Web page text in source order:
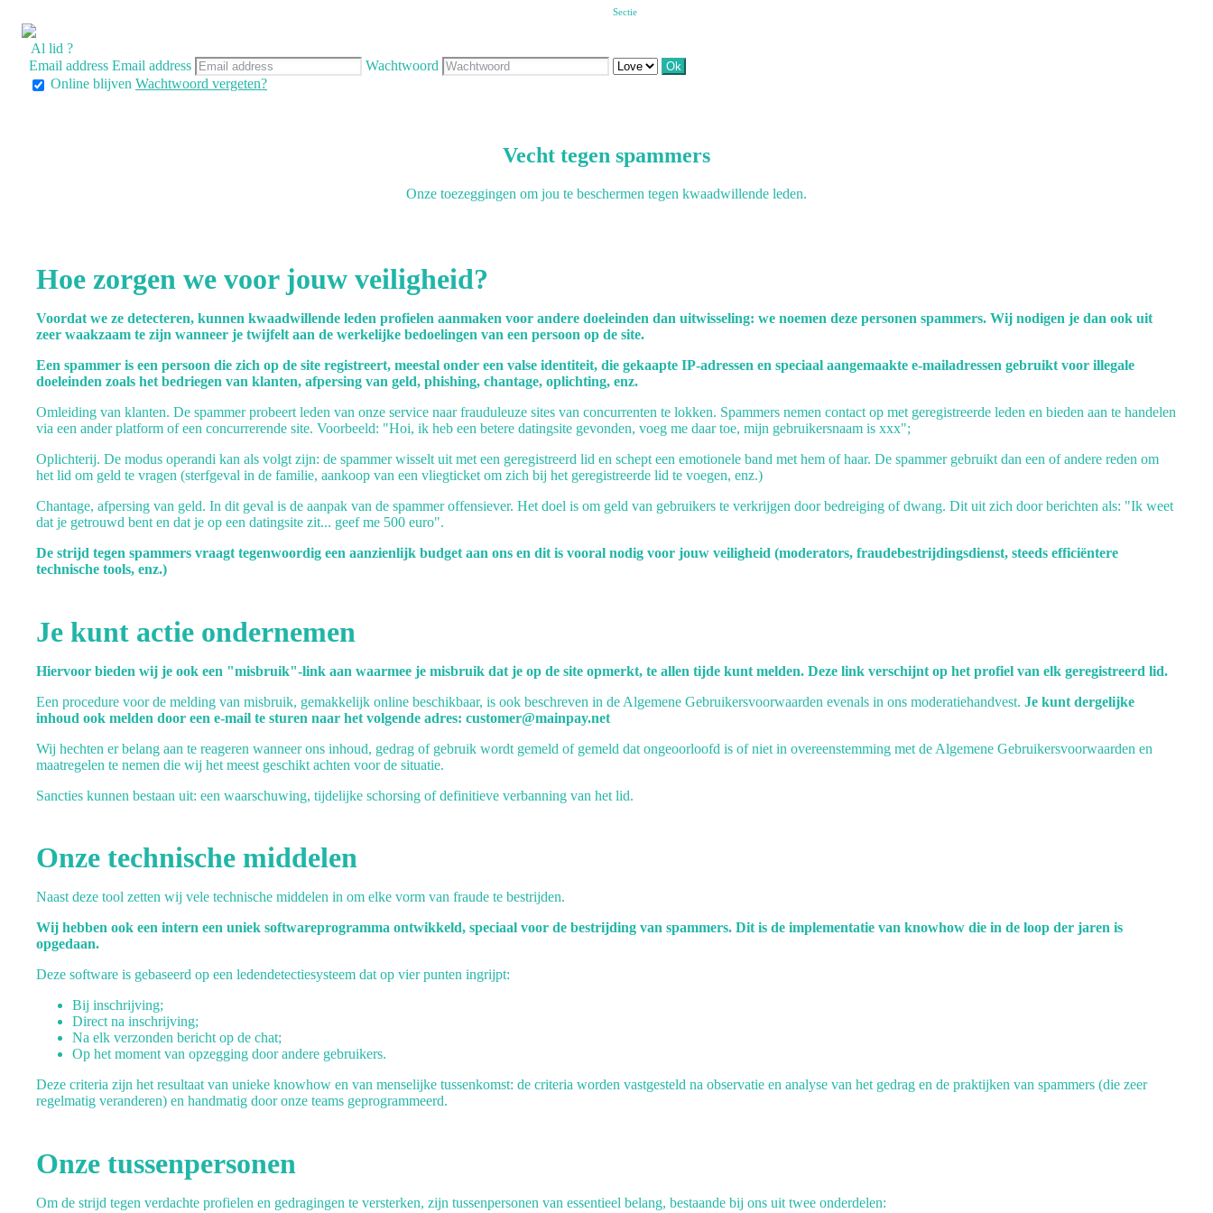
Al lid ?
Email address Email address Wachtwoord
Sectie
Online blijven Wachtwoord vergeten?
Vecht tegen spammers
Onze toezeggingen om jou te beschermen tegen kwaadwillende leden.
Hoe zorgen we voor jouw veiligheid?
Voordat we ze detecteren, kunnen kwaadwillende leden profielen aanmaken voor andere doeleinden dan uitwisseling: we noemen deze personen spammers. Wij nodigen je dan ook uit
zeer waakzaam te zijn wanneer je twijfelt aan de werkelijke bedoelingen van een persoon op de site.
Een spammer is een persoon die zich op de site registreert, meestal onder een valse identiteit, die gekaapte IP-adressen en speciaal aangemaakte e-mailadressen gebruikt voor illegale
doeleinden zoals het bedriegen van klanten, afpersing van geld, phishing, chantage, oplichting, enz.
Omleiding van klanten. De spammer probeert leden van onze service naar frauduleuze sites van concurrenten te lokken. Spammers nemen contact op met geregistreerde leden en bieden aan te handelen
via een ander platform of een concurrerende site. Voorbeeld: "Hoi, ik heb een betere datingsite gevonden, voeg me daar toe, mijn gebruikersnaam is xxx";
Oplichterij. De modus operandi kan als volgt zijn: de spammer wisselt uit met een geregistreerd lid en schept een emotionele band met hem of haar. De spammer gebruikt dan een of andere reden om
het lid om geld te vragen (sterfgeval in de familie, aankoop van een vliegticket om zich bij het geregistreerde lid te voegen, enz.)
Chantage, afpersing van geld. In dit geval is de aanpak van de spammer offensiever. Het doel is om geld van gebruikers te verkrijgen door bedreiging of dwang. Dit uit zich door berichten als: "Ik weet
dat je getrouwd bent en dat je op een datingsite zit... geef me 500 euro".
De strijd tegen spammers vraagt tegenwoordig een aanzienlijk budget aan ons en dit is vooral nodig voor jouw veiligheid (moderators, fraudebestrijdingsdienst, steeds efficiëntere
technische tools, enz.)
Je kunt actie ondernemen
Hiervoor bieden wij je ook een "misbruik"-link aan waarmee je misbruik dat je op de site opmerkt, te allen tijde kunt melden. Deze link verschijnt op het profiel van elk geregistreerd lid.
Een procedure voor de melding van misbruik, gemakkelijk online beschikbaar, is ook beschreven in de Algemene Gebruikersvoorwaarden evenals in ons moderatiehandvest. Je kunt dergelijke
inhoud ook melden door een e-mail te sturen naar het volgende adres: customer@mainpay.net
Wij hechten er belang aan te reageren wanneer ons inhoud, gedrag of gebruik wordt gemeld of gemeld dat ongeoorloofd is of niet in overeenstemming met de Algemene Gebruikersvoorwaarden en
maatregelen te nemen die wij het meest geschikt achten voor de situatie.
Sancties kunnen bestaan uit: een waarschuwing, tijdelijke schorsing of definitieve verbanning van het lid.
Onze technische middelen
Naast deze tool zetten wij vele technische middelen in om elke vorm van fraude te bestrijden.
Wij hebben ook een intern een uniek softwareprogramma ontwikkeld, speciaal voor de bestrijding van spammers. Dit is de implementatie van knowhow die in de loop der jaren is
opgedaan.
Deze software is gebaseerd op een ledendetectiesysteem dat op vier punten ingrijpt:
Bij inschrijving;
Direct na inschrijving;
Na elk verzonden bericht op de chat;
Op het moment van opzegging door andere gebruikers.
Deze criteria zijn het resultaat van unieke knowhow en van menselijke tussenkomst: de criteria worden vastgesteld na observatie en analyse van het gedrag en de praktijken van spammers (die zeer
regelmatig veranderen) en handmatig door onze teams geprogrammeerd.
Onze tussenpersonen
Om de strijd tegen verdachte profielen en gedragingen te versterken, zijn tussenpersonen van essentieel belang, bestaande bij ons uit twee onderdelen: